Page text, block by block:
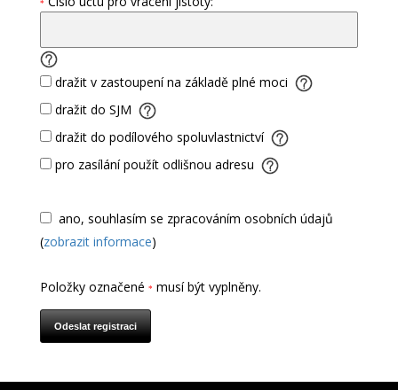
*
dražit v zastoupení na základě plné moci
dražit do SJM
dražit do podílového spoluvlastnictví
pro zasílání použít odlišnou adresu
ano, souhlasím se zpracováním osobních údajů
(zobrazit informace)
Položky označené * musí být vyplněny.